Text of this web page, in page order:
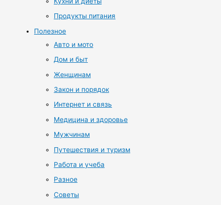
Продукты питания
Полезное
Авто и мото
Дом и быт
Женщинам
Закон и порядок
Интернет и связь
Медицина и здоровье
Мужчинам
Путешествия и туризм
Работа и учеба
Разное
Советы